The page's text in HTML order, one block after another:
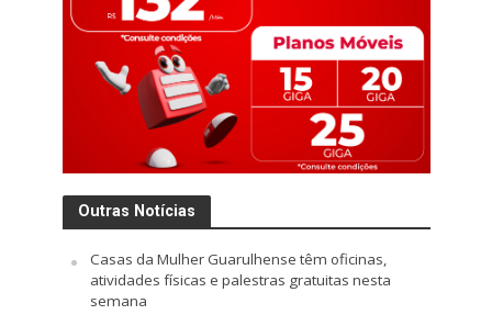
Outras Notícias
Casas da Mulher Guarulhense têm oficinas,
atividades físicas e palestras gratuitas nesta
semana